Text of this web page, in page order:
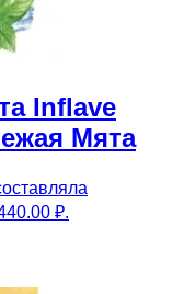
Inflave
Мята
₽.